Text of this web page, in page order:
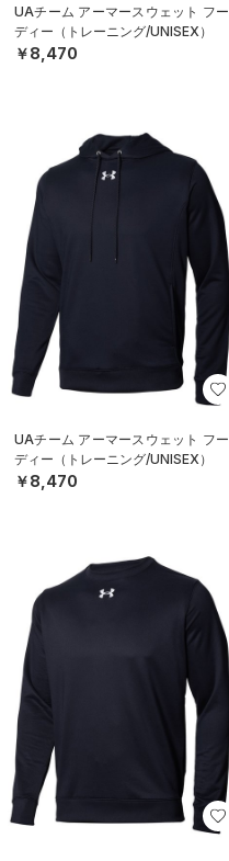
UAチーム アーマースウェット フー
ディー（トレーニング/UNISEX）
￥8,470
UAチーム アーマースウェット フー
ディー（トレーニング/UNISEX）
￥8,470